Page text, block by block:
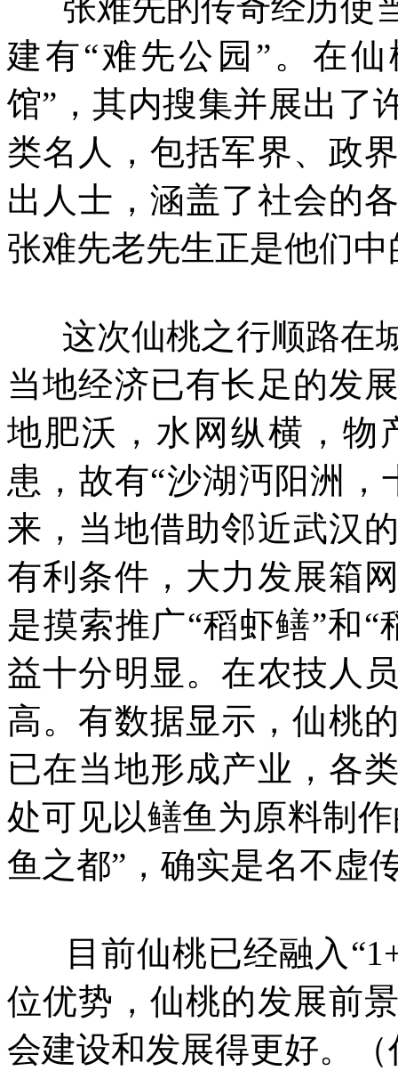
张难先的传奇经历使
建有“难先公园”。在
馆”，其内搜集并展出了
类名人，包括军界、政
出人士，涵盖了社会的
张难先老先生正是他们
这次仙桃之行顺路在
当地经济已有长足的发
地肥沃，水网纵横，物
患，故有“沙湖沔阳洲
来，当地借助邻近武汉
有利条件，大力发展箱
是摸索推广“稻虾鳝”和
益十分明显。在农技人
高。有数据显示，仙桃
已在当地形成产业，各
处可见以鳝鱼为原料制
鱼之都”，确实是名不虚
目前仙桃已经融入
位优势，仙桃的发展前
会建设和发展得更好。